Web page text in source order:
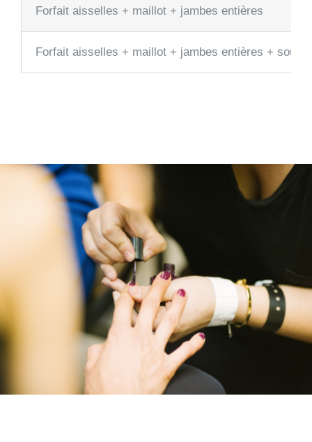
Forfait aisselles + maillot + jambes entières
Forfait aisselles + maillot + jambes entières +